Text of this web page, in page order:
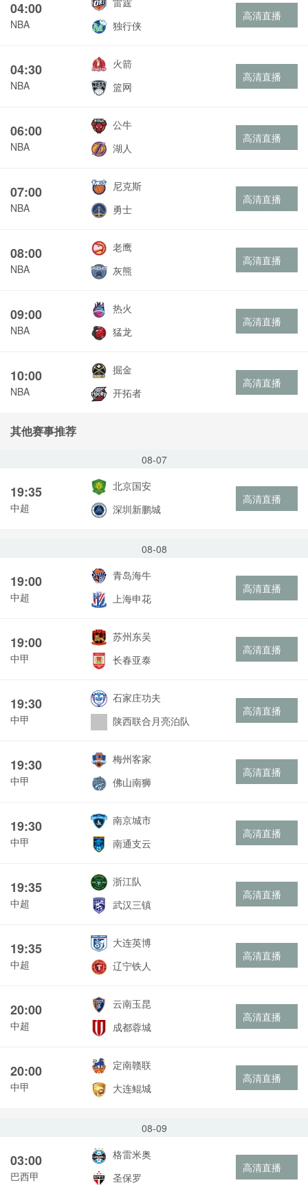
04:00
NBA
独行侠
高清直播
04:30
NBA
火箭
篮网
高清直播
06:00
NBA
公牛
湖人
高清直播
07:00
NBA
尼克斯
勇士
高清直播
08:00
NBA
老鹰
灰熊
高清直播
09:00
NBA
热火
猛龙
高清直播
10:00
NBA
掘金
开拓者
高清直播
其他赛事推荐
08-07
19:35
中超
北京国安
深圳新鹏城
高清直播
08-08
19:00
中超
青岛海牛
上海申花
高清直播
19:00
中甲
苏州东吴
长春亚泰
高清直播
19:30
中甲
石家庄功夫
陕西联合月亮泊队
高清直播
19:30
中甲
梅州客家
佛山南狮
高清直播
19:30
中甲
南京城市
南通支云
高清直播
19:35
中超
浙江队
武汉三镇
高清直播
19:35
中超
大连英博
辽宁铁人
高清直播
20:00
中超
云南玉昆
成都蓉城
高清直播
20:00
中甲
定南赣联
大连鲲城
高清直播
08-09
03:00
巴西甲
格雷米奥
圣保罗
高清直播